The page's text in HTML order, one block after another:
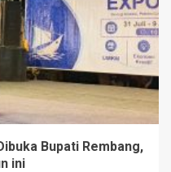
Bupati Rembang,
ini